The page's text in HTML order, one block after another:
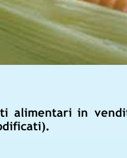
alimentari in